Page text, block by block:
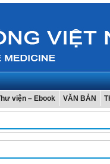
viện – Ebook VĂN BẢN